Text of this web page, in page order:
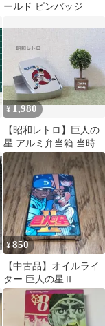
ールド ピンバッジ
¥1,980
【昭和レトロ】巨人の
星 アルミ弁当箱 当時物
星飛雄馬 カワサキプロ
¥850
【中古品】オイルライ
ター 巨人の星Ⅱ